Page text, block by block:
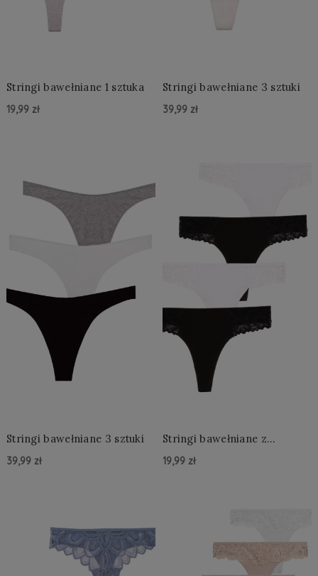
Stringi bawełniane 1 sztuka
19,99 zł
Stringi bawełniane 3 sztuki
39,99 zł
Stringi bawełniane 3 sztuki
39,99 zł
Stringi bawełniane z
19,99 zł